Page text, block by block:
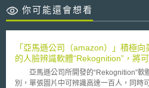
你可能還會想看
「亞馬遜公司（amazon）」積極
的人臉辨識軟體“Rekognition”，將
亞馬遜公司所開發的“Rekognition”軟
別，單張圖片中可辨識高達一百人，同時